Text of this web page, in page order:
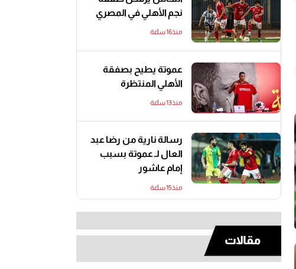
نجم الأهلي في المصري
منذ16 ساعة
عموتة يطيح بصفقة
الأهلي المنتظرة
منذ13 ساعة
رسالة نارية من رضا عبد
العال لـ عموتة بسبب
إمام عاشور
منذ15 ساعة
مقالات